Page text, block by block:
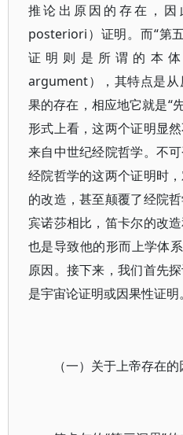
推论出原因的存在，
posteriori）证明。而“第
证明则是所谓的本体
argument），其特点是从
果的存在，相应地它就是“
形式上看，这两个证明显
来自中世纪经院哲学。不
经院哲学的这两个证明时
的改造，甚至颠覆了经院
宾诺莎相比，笛卡尔的改
也是导致他的形而上学体
原因。接下来，我们首先
是宇宙论证明或因果性证明。
（一）关于上帝存在